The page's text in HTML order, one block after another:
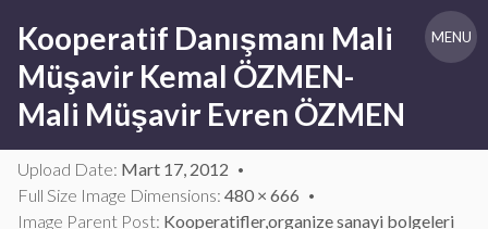
content
Kooperatif Danışmanı Mali
Müşavir Kemal ÖZMEN-
Mali Müşavir Evren ÖZMEN
MENU
Upload Date: Mart 17, 2012
Full Size Image Dimensions: 480 × 666
Image Parent Post: Kooperatifler,organize sanayi bolgeleri